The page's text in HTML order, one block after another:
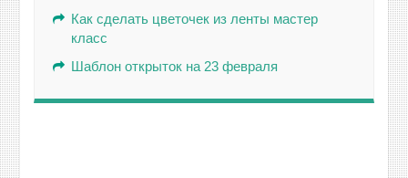
Как сделать цветочек из ленты мастер
класс
Шаблон открыток на 23 февраля